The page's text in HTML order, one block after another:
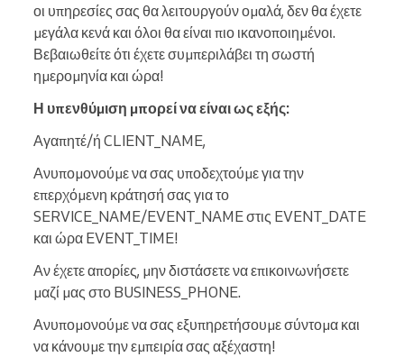
οι υπηρεσίες σας θα λειτουργούν ομαλά, δεν θα έχετε
μεγάλα κενά και όλοι θα είναι πιο ικανοποιημένοι.
Βεβαιωθείτε ότι έχετε συμπεριλάβει τη σωστή
ημερομηνία και ώρα!
Η υπενθύμιση μπορεί να είναι ως εξής:
Αγαπητέ/ή CLIENT_NAME,
Ανυπομονούμε να σας υποδεχτούμε για την
επερχόμενη κράτησή σας για το
SERVICE_NAME/EVENT_NAME στις EVENT_DATE
και ώρα EVENT_TIME!
Αν έχετε απορίες, μην διστάσετε να επικοινωνήσετε
μαζί μας στο BUSINESS_PHONE.
Ανυπομονούμε να σας εξυπηρετήσουμε σύντομα και
να κάνουμε την εμπειρία σας αξέχαστη!